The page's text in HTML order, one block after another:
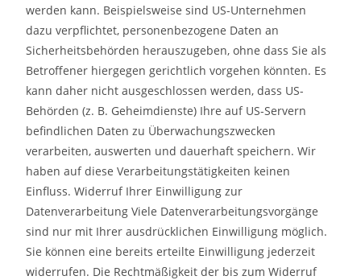
werden kann. Beispielsweise sind US-Unternehmen
dazu verpflichtet, personenbezogene Daten an
Sicherheitsbehörden herauszugeben, ohne dass Sie als
Betroffener hiergegen gerichtlich vorgehen könnten. Es
kann daher nicht ausgeschlossen werden, dass US-
Behörden (z. B. Geheimdienste) Ihre auf US-Servern
befindlichen Daten zu Überwachungszwecken
verarbeiten, auswerten und dauerhaft speichern. Wir
haben auf diese Verarbeitungstätigkeiten keinen
Einfluss. Widerruf Ihrer Einwilligung zur
Datenverarbeitung Viele Datenverarbeitungsvorgänge
sind nur mit Ihrer ausdrücklichen Einwilligung möglich.
Sie können eine bereits erteilte Einwilligung jederzeit
widerrufen. Die Rechtmäßigkeit der bis zum Widerruf